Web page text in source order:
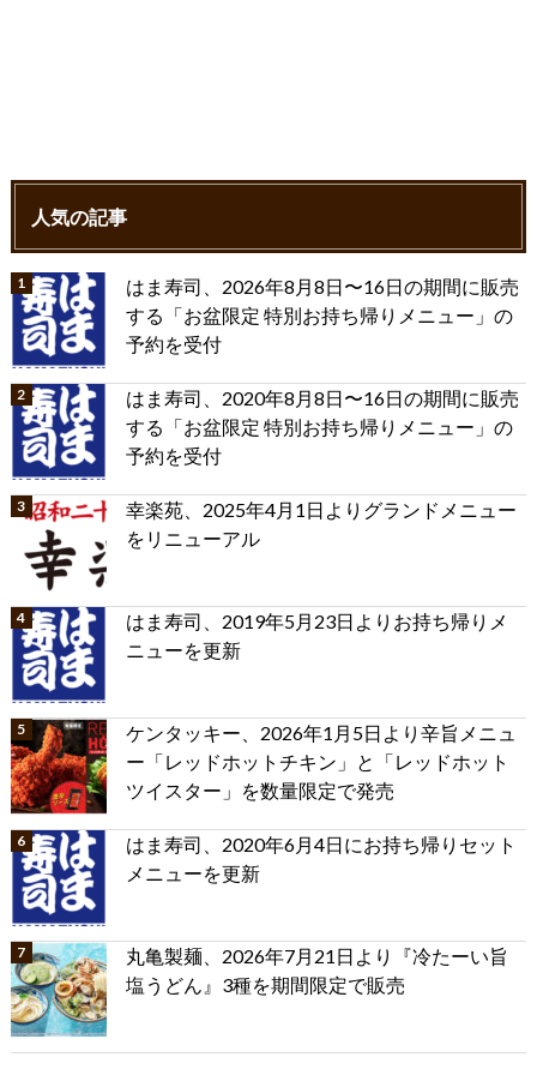
人気の記事
はま寿司、2026年8月8日〜16日の期間に販売
する「お盆限定 特別お持ち帰りメニュー」の
予約を受付
はま寿司、2020年8月8日〜16日の期間に販売
する「お盆限定 特別お持ち帰りメニュー」の
予約を受付
幸楽苑、2025年4月1日よりグランドメニュー
をリニューアル
はま寿司、2019年5月23日よりお持ち帰りメ
ニューを更新
ケンタッキー、2026年1月5日より辛旨メニュ
ー「レッドホットチキン」と「レッドホット
ツイスター」を数量限定で発売
はま寿司、2020年6月4日にお持ち帰りセット
メニューを更新
丸亀製麺、2026年7月21日より『冷たーい旨
塩うどん』3種を期間限定で販売